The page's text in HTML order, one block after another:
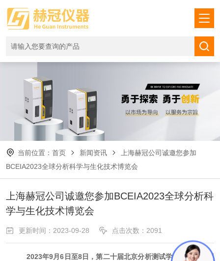
当前位置： 首页 新闻资讯
上海赫冠公司诚邀您参加
BCEIA2023全球分析科学与生化技术博览会
上海赫冠公司诚邀您参加BCEIA2023全球分析科
学与生化技术博览会
更新时间：2023-09-28 点击次数：2091
2023年9月6日至8日，第二十届北京分析测试学术报告会暨展